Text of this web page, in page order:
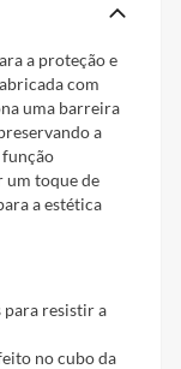
a proteção e
com
uma barreira
a
função
um toque de
a estética
resistir a
no cubo da